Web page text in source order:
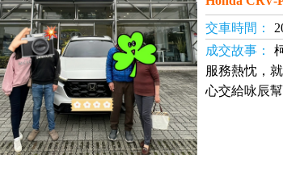
交車時間：
成交故事：
服務熱忱，
心交給咏辰